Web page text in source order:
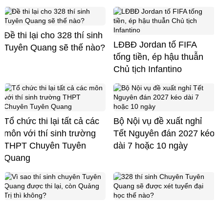
Đề thi lại cho 328 thí sinh
Tuyên Quang sẽ thế nào?
LĐBĐ Jordan tố FIFA
tống tiền, ép hậu thuẫn
Chủ tịch Infantino
Tổ chức thi lại tất cả các
môn với thí sinh trường
THPT Chuyên Tuyên
Quang
Bộ Nội vụ đề xuất nghỉ
Tết Nguyên đán 2027 kéo
dài 7 hoặc 10 ngày